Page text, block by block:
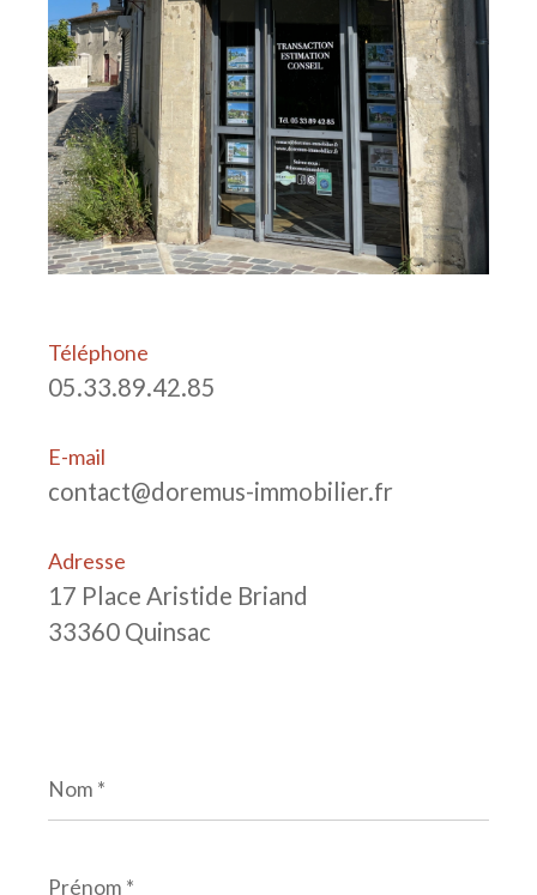
Téléphone
05.33.89.42.85
E-mail
contact@doremus-immobilier.fr
Adresse
17 Place Aristide Briand
33360 Quinsac
*
*